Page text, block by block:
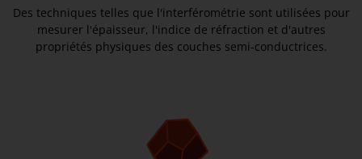
Des techniques telles que l'interférométrie sont utilisées pour
mesurer l'épaisseur, l'indice de réfraction et d'autres
propriétés physiques des couches semi-conductrices.